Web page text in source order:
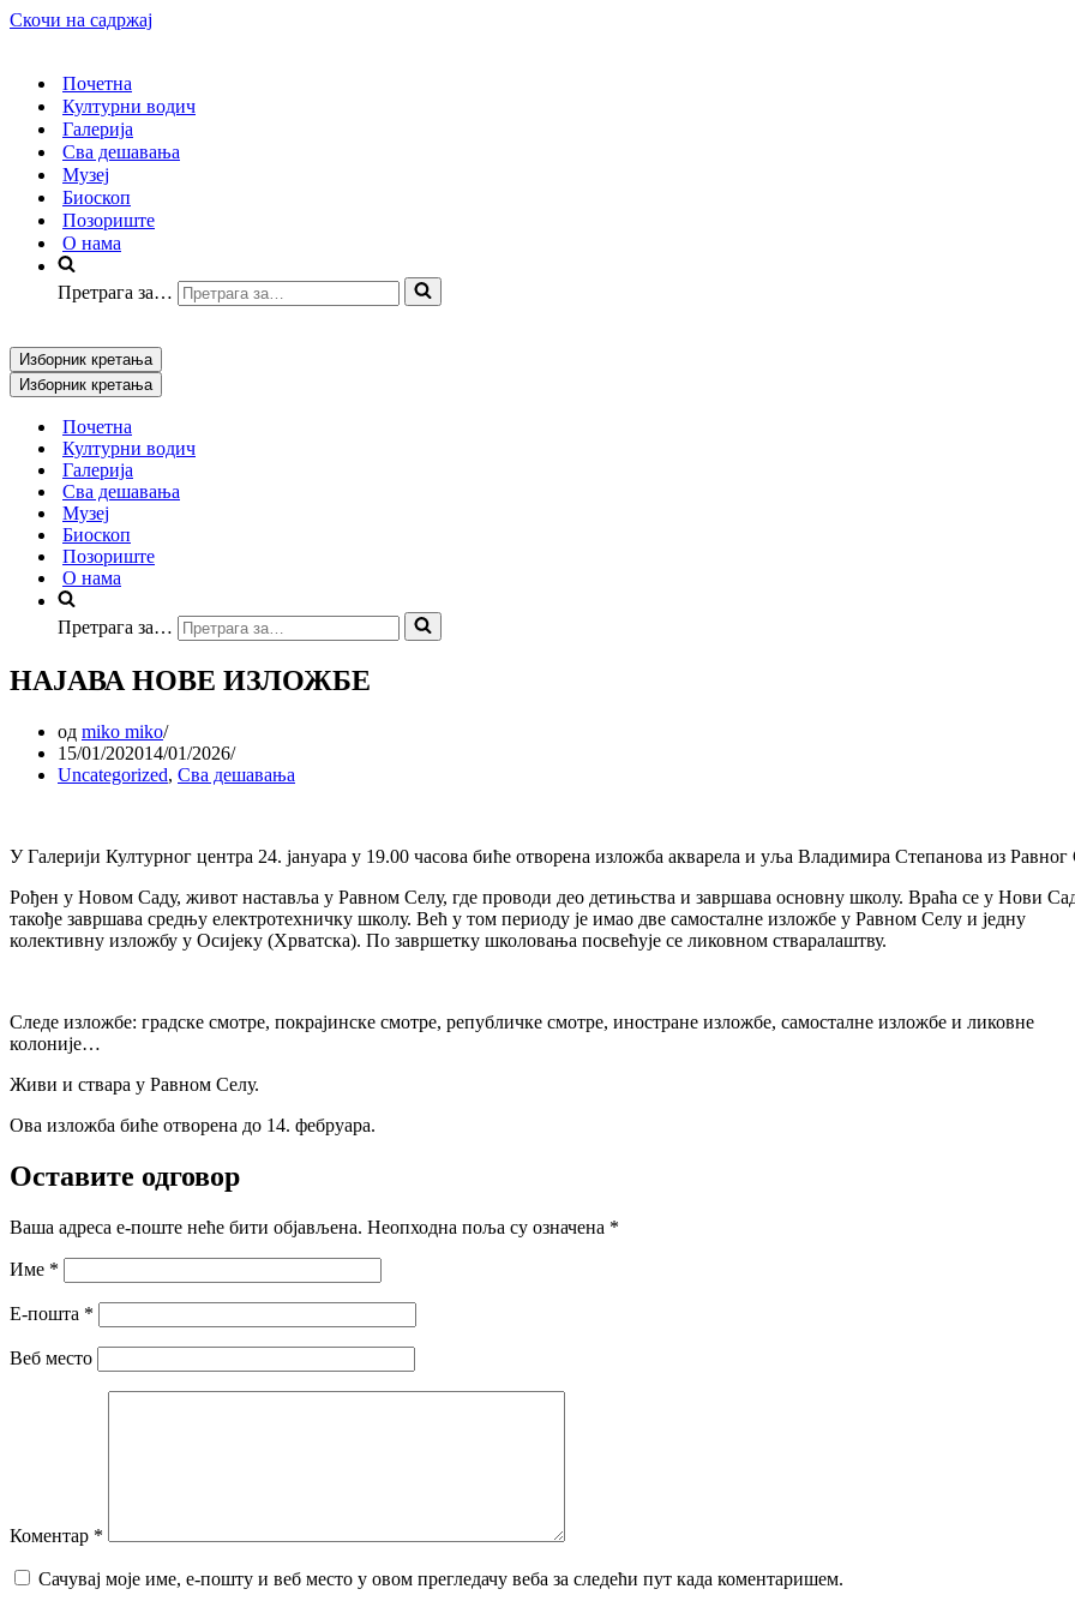
Скочи на садржај
Почетна
Културни водич
Галерија
Сва дешавања
Музеј
Биоскоп
Позориште
О нама
Претрага за…
Изборник кретања
Изборник кретања
Почетна
Културни водич
Галерија
Сва дешавања
Музеј
Биоскоп
Позориште
О нама
Претрага за…
НАЈАВА НОВЕ ИЗЛОЖБЕ
од miko miko
15/01/202014/01/2026
Uncategorized, Сва дешавања
У Галерији Културног центра 24. јануара у 19.00 часова биће отворена изложба акварела и уља Владимира Степанова из Равног
Рођен у Новом Саду, живот наставља у Равном Селу, где проводи део детињства и завршава основну школу. Враћа се у Нови
такође завршава средњу електротехничку школу. Већ у том периоду је имао две самосталне изложбе у Равном Селу и једну
колективну изложбу у Осијеку (Хрватска). По завршетку школовања посвећује се ликовном стваралаштву.
Следе изложбе: градске смотре, покрајинске смотре, републичке смотре, иностране изложбе, самосталне изложбе и ликовне
колоније…
Живи и ствара у Равном Селу.
Ова изложба биће отворена до 14. фебруара.
Оставите одговор
Ваша адреса е-поште неће бити објављена. Неопходна поља су означена *
Име *
Е-пошта *
Веб место
Коментар *
Сачувај моје име, е-пошту и веб место у овом прегледачу веба за следећи пут када коментаришем.